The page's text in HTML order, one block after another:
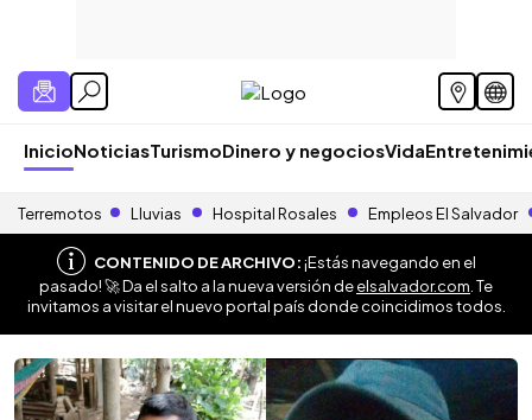
InicioNoticiasTurismoDinero y negociosVida
Terremotos Lluvias Hospital Rosales Empleos El Salvador
CONTENIDO DE ARCHIVO:¡Estás navegando en el
pasado! 🚀 Da el salto a la nueva versión deelsalvador.com . Te
invitamos a visitar el nuevo portal país donde coincidimos todos.